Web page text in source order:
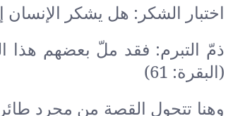
اختبار الشكر: هل يشكر الإنسان
ذمّ التبرم: فقد ملّ بعضهم هذا
(البقرة: 61)
وهنا تتحول القصة من مجرد